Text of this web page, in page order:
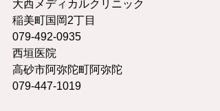
079-492-0935
079-447-1019